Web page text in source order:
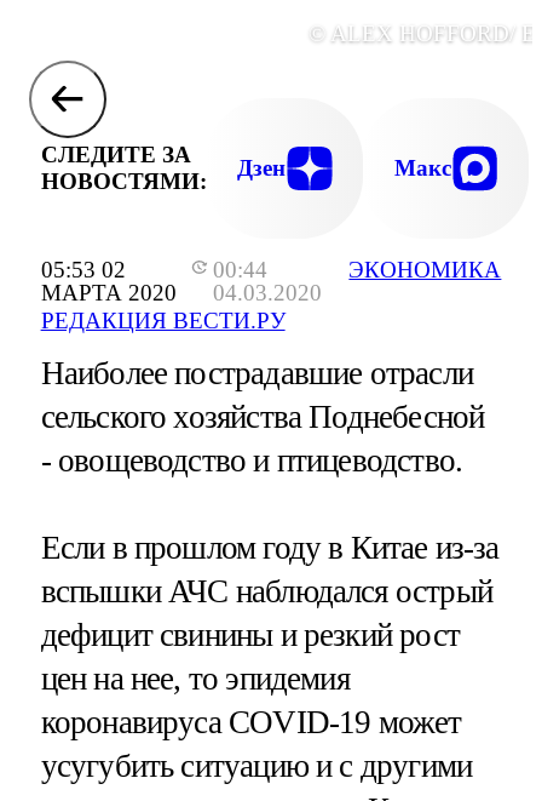
05:53 02
МАРТА 2020
00:44
04.03.2020
РЕДАКЦИЯ ВЕСТИ.РУ
ЭКОНОМИКА
© ALEX HOFFORD/
СЛЕДИТЕ ЗА
НОВОСТЯМИ:
Дзен Макс
Наиболее пострадавшие отрасли
сельского хозяйства Поднебесной
- овощеводство и птицеводство.
Если в прошлом году в Китае из-за
вспышки АЧС наблюдался острый
дефицит свинины и резкий рост
цен на нее, то эпидемия
коронавируса COVID-19 может
усугубить ситуацию и с другими